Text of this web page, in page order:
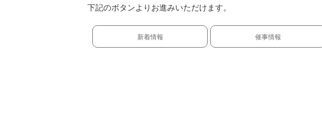
下記のボタンよりお進みいただけます。
新着情報 催事情報